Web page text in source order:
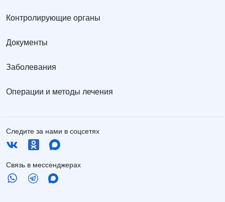
Контролирующие органы
Документы
Заболевания
Операции и методы лечения
Следите за нами в соцсетях
Связь в мессенджерах